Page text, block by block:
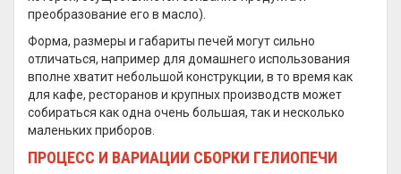
преобразование его в масло).
Форма, размеры и габариты печей могут сильно
отличаться, например для домашнего использования
вполне хватит небольшой конструкции, в то время как
для кафе, ресторанов и крупных производств может
собираться как одна очень большая, так и несколько
маленьких приборов.
ПРОЦЕСС И ВАРИАЦИИ СБОРКИ ГЕЛИОПЕЧИ